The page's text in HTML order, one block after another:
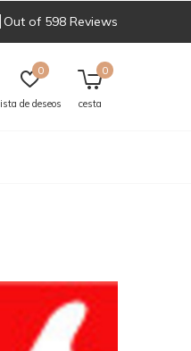
lista de deseos
0
cesta
0
Out of 598 Reviews